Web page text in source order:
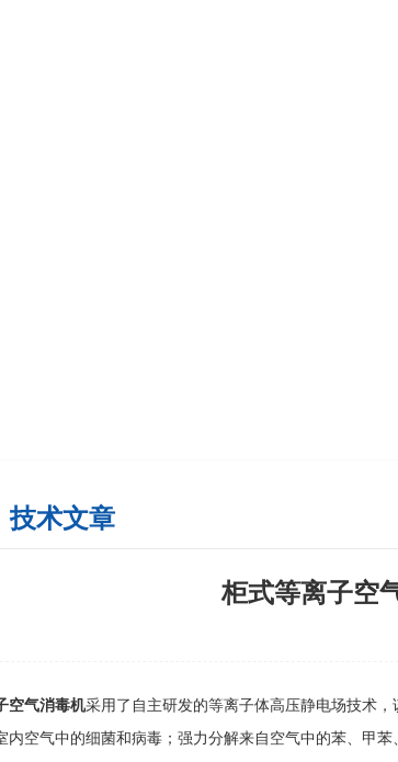
技术文章
柜式等离子空
空气消毒机采用了自主研发的等离子体高压静电场技术
内空气中的细菌和病毒；强力分解来自空气中的苯、甲